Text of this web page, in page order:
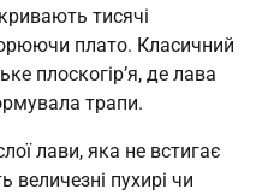
тисячі
плато. Класичний
плоскогір’я, де лава
трапи.
лави, яка не встигає
величезні пухирі чи